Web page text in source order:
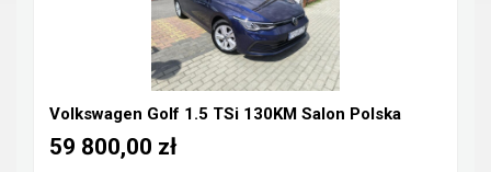
Volkswagen Golf 1.5 TSi 130KM Salon Polska
59 800,00 zł